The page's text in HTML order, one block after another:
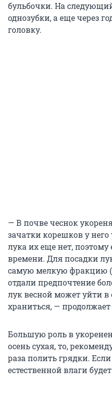
бульбочки. На
однозубки, а еще через
головку.
— В почве чеснок
зачатки корешков у
лука их еще нет,
времени. Для посадки
самую мелкую фракцию
отдали предпочтение
лук весной может уйти в
храниться, —
Большую роль в
осень сухая, то,
раза полить грядки.
естественной влаги